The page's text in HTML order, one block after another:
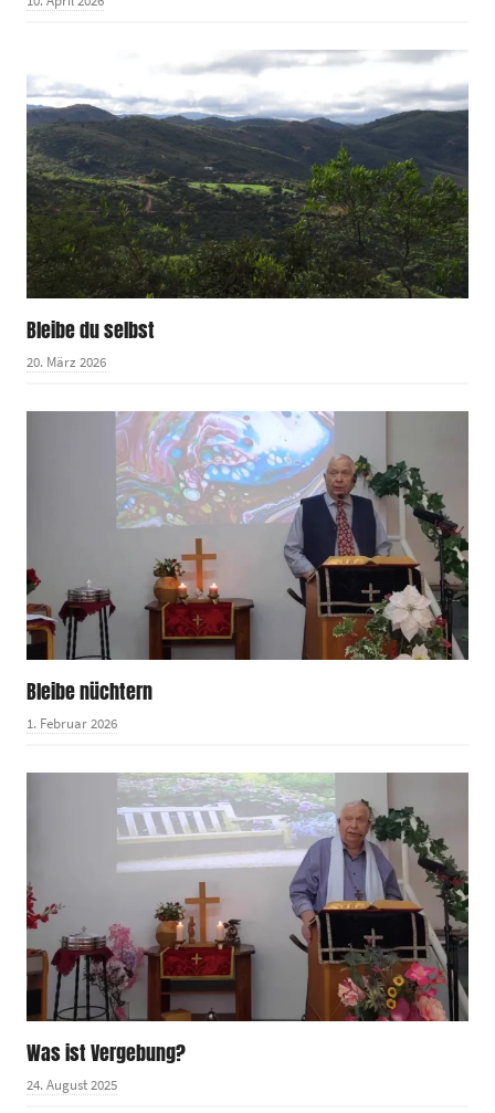
Bleibe du selbst
20. März 2026
Bleibe nüchtern
1. Februar 2026
Was ist Vergebung?
24. August 2025